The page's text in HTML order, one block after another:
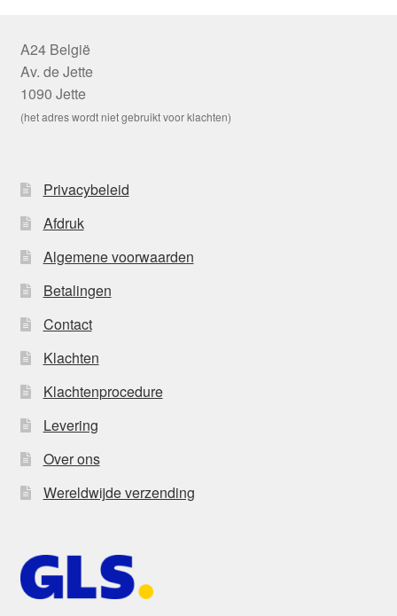
A24 België
Av. de Jette
1090 Jette
(het adres wordt niet gebruikt voor klachten)
Privacybeleid
Afdruk
Algemene voorwaarden
Betalingen
Contact
Klachten
Klachtenprocedure
Levering
Over ons
Wereldwijde verzending